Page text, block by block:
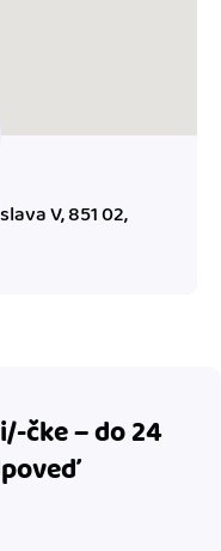
V, 851 02,
čke – do 24